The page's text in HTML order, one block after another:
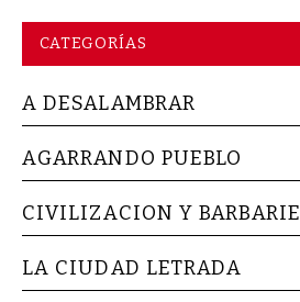
CATEGORÍAS
A DESALAMBRAR
AGARRANDO PUEBLO
CIVILIZACION Y BARBARIE
LA CIUDAD LETRADA